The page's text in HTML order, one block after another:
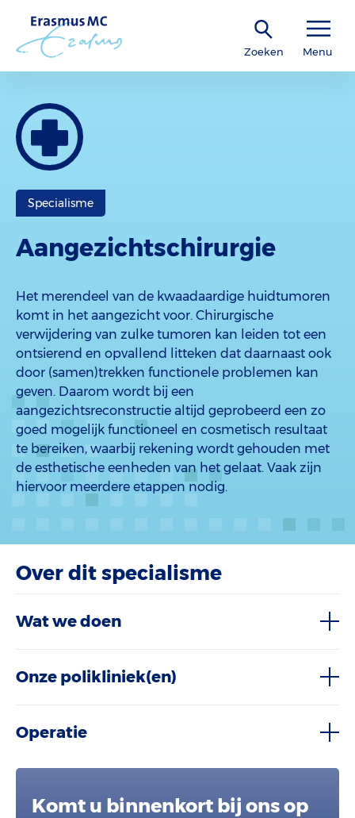
Zoeken Menu
Specialisme
Aangezichtschirurgie
Het merendeel van de kwaadaardige huidtumoren
komt in het aangezicht voor. Chirurgische
verwijdering van zulke tumoren kan leiden tot een
ontsierend en opvallend litteken dat daarnaast ook
door (samen)trekken functionele problemen kan
geven. Daarom wordt bij een
aangezichtsreconstructie altijd geprobeerd een zo
goed mogelijk functioneel en cosmetisch resultaat
te bereiken, waarbij rekening wordt gehouden met
de esthetische eenheden van het gelaat. Vaak zijn
hiervoor meerdere etappen nodig.
Over dit specialisme
Wat we doen
Onze polikliniek(en)
Operatie
Komt u binnenkort bij ons op